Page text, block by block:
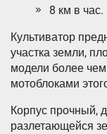
8 км в час.
Культиватор
участка земли,
модели более
мотоблоками
Корпус прочный,
разлетающейся